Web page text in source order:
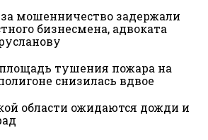
за мошенничество задержали
бизнесмена, адвоката
площадь тушения пожара на
снизилась вдвое
области ожидаются дожди и